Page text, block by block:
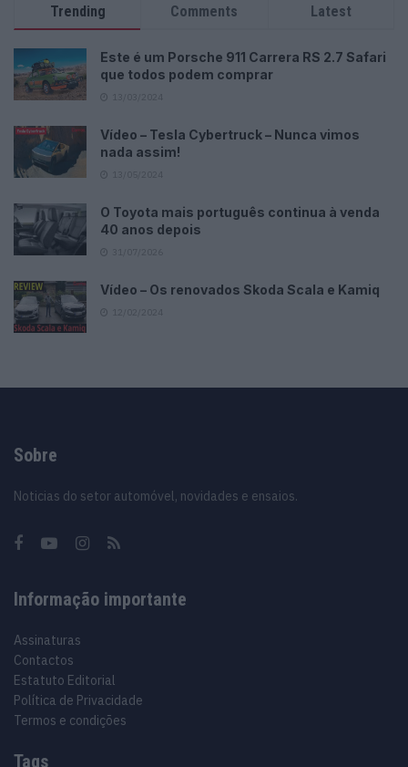
Trending Comments Latest
Este é um Porsche 911 Carrera RS 2.7 Safari
que todos podem comprar
Vídeo – Tesla Cybertruck – Nunca vimos
nada assim!
O Toyota mais português continua à venda
40 anos depois
Vídeo – Os renovados Skoda Scala e Kamiq
Sobre
Noticias do setor automóvel, novidades e ensaios.
Informação importante
Assinaturas
Contactos
Estatuto Editorial
Política de Privacidade
Termos e condições
Tags